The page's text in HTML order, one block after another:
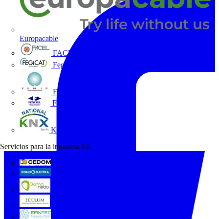
Europacable
FACEL
Fegicat
FENIE
FENITEL
KNX España
Servicios para la industria 13